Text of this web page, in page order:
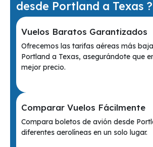
desde Portland a Texas ?
Vuelos Baratos Garantizados
Ofrecemos las tarifas aéreas más
Portland a Texas, asegurándote que
mejor precio.
Comparar Vuelos Fácilmente
Compara boletos de avión desde
diferentes aerolíneas en un solo lugar.